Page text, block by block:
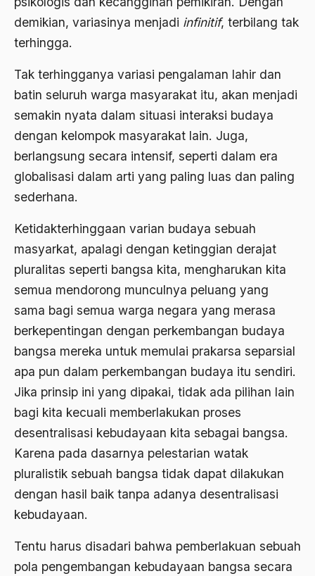
demikian, variasinya menjadi infinitif, terbilang tak
terhingga.
Tak terhingganya variasi pengalaman lahir dan
batin seluruh warga masyarakat itu, akan menjadi
semakin nyata dalam situasi interaksi budaya
dengan kelompok masyarakat lain. Juga,
berlangsung secara intensif, seperti dalam era
globalisasi dalam arti yang paling luas dan paling
sederhana.
Ketidakterhinggaan varian budaya sebuah
masyarkat, apalagi dengan ketinggian derajat
pluralitas seperti bangsa kita, mengharukan kita
semua mendorong munculnya peluang yang
sama bagi semua warga negara yang merasa
berkepentingan dengan perkembangan budaya
bangsa mereka untuk memulai prakarsa separsial
apa pun dalam perkembangan budaya itu sendiri.
Jika prinsip ini yang dipakai, tidak ada pilihan lain
bagi kita kecuali memberlakukan proses
desentralisasi kebudayaan kita sebagai bangsa.
Karena pada dasarnya pelestarian watak
pluralistik sebuah bangsa tidak dapat dilakukan
dengan hasil baik tanpa adanya desentralisasi
kebudayaan.
Tentu harus disadari bahwa pemberlakuan sebuah
pola pengembangan kebudayaan bangsa secara
Ahmad Dhani
Ahmad Hasan Rurbi
Ahmad Khomeini
Ahmad Syafi’i Ma’arif
Ahmad Tirtisudiro
ahmad wahib
Airport
Airport Changi
Airport Noto Hadi Negoro
Ajaran AGama
Ajaran Agama Islam
Ajaran Islam
ajaran kemasyarakatan
Ajengan SIngaparna
Akademi Betawi
Akademi Jakarta
akhlak